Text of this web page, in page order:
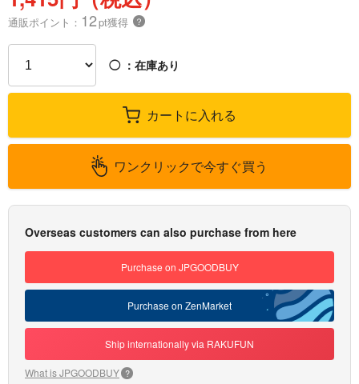
通販ポイント： 12pt獲得 ？
◯ ：在庫あり
カートに入れる
ワンクリックで今すぐ買う
Overseas customers can also purchase from here
Purchase on JPGOODBUY
Purchase on ZenMarket
Ship internationally via RAKUFUN
What is JPGOODBUY ?